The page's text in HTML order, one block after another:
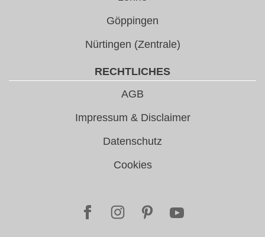
Göppingen
Nürtingen (Zentrale)
RECHTLICHES
AGB
Impressum & Disclaimer
Datenschutz
Cookies